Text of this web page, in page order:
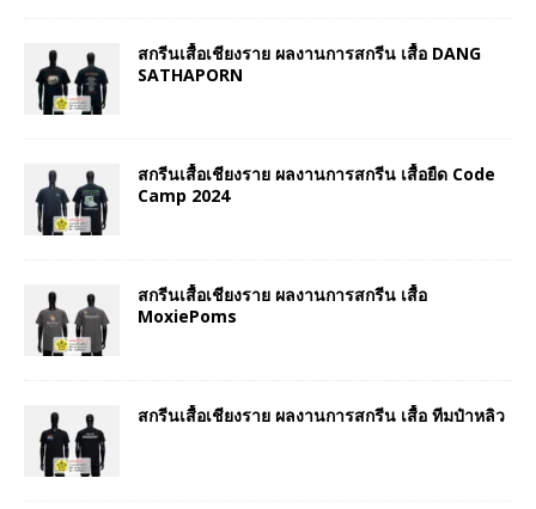
สกรีนเสื้อเชียงราย ผลงานการสกรีน เสื้อ DANG
SATHAPORN
สกรีนเสื้อเชียงราย ผลงานการสกรีน เสื้อยืด Code
Camp 2024
สกรีนเสื้อเชียงราย ผลงานการสกรีน เสื้อ
MoxiePoms
สกรีนเสื้อเชียงราย ผลงานการสกรีน เสื้อ ทีมป๋าหลิว